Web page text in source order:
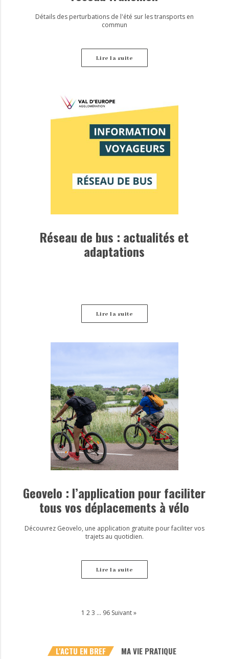
Détails des perturbations de l'été sur les transports en
commun
Lire la suite
Réseau de bus : actualités et
adaptations
concernant les perturbations des lignes de bus.
Lire la suite
Geovelo : l’application pour faciliter
tous vos déplacements à vélo
Découvrez Geovelo, une application gratuite pour faciliter vos
trajets au quotidien.
Lire la suite
1 2 3 … 96 Suivant »
L'ACTU EN BREF MA VIE PRATIQUE